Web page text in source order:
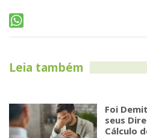
Leia também
Foi
seus
Cálculo